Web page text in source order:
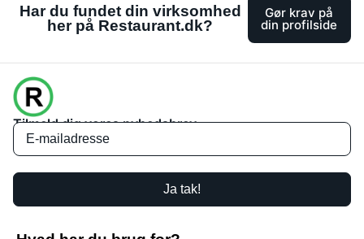
Har du fundet din virksomhed
her på Restaurant.dk?
Gør krav på
din profilside
Tilmeld dig vores nyhedsbrev
Ja tak!